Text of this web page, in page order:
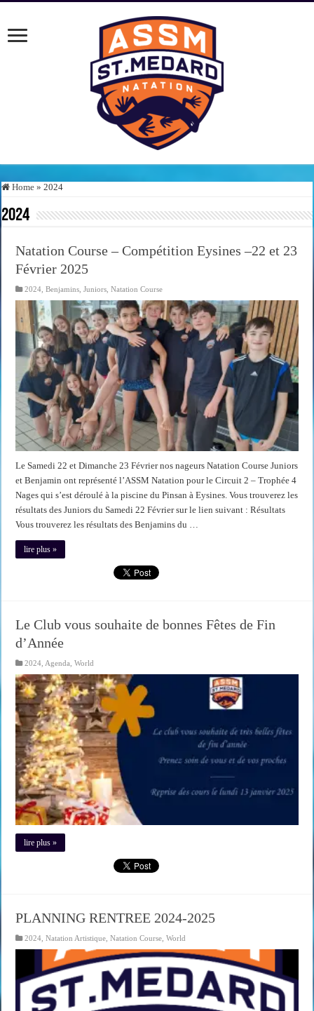
Home » 2024
2024
Natation Course – Compétition Eysines –22 et 23
Février 2025
2024 ,Benjamins ,Juniors ,Natation Course
Le Samedi 22 et Dimanche 23 Février nos nageurs Natation Course Juniors
et Benjamin ont représenté l’ASSM Natation pour le Circuit 2 – Trophée 4
Nages qui s’est déroulé à la piscine du Pinsan à Eysines. Vous trouverez les
résultats des Juniors du Samedi 22 Février sur le lien suivant : Résultats
Vous trouverez les résultats des Benjamins du …
lire plus »
Le Club vous souhaite de bonnes Fêtes de Fin
d’Année
2024 Agenda ,World
lire plus »
PLANNING RENTREE 2024-2025
2024 ,Natation Artistique ,Natation Course ,World